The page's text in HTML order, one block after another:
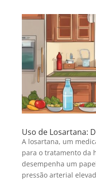
Uso de Losartana:
A losartana, um
para o tratamento da
desempenha um
pressão arterial